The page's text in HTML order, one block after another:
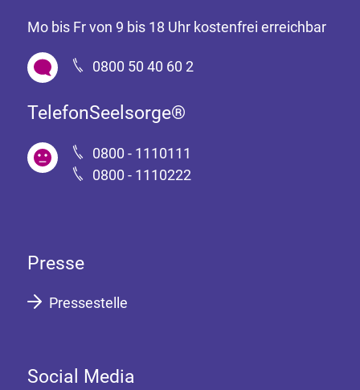
Mo bis Fr von 9 bis 18 Uhr kostenfrei erreichbar
0800 50 40 60 2
TelefonSeelsorge®
0800 - 1110111
0800 - 1110222
Presse
Pressestelle
Social Media